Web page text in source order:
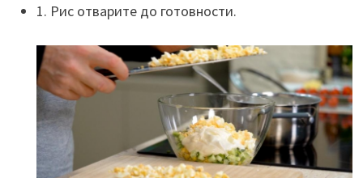
1. Рис отварите до готовности.